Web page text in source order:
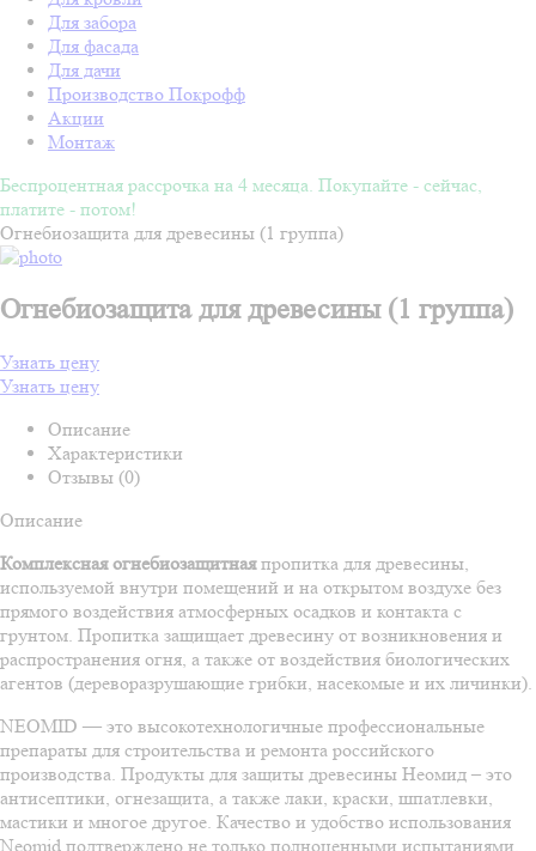
Для забора
Для фасада
Для дачи
Производство Покрофф
Акции
Монтаж
Беспроцентная рассрочка на 4 месяца. Покупайте - сейчас,
платите - потом!
Огнебиозащита для древесины (1 группа)
Огнебиозащита для древесины (1 группа)
Узнать цену
Узнать цену
Описание
Характеристики
Отзывы (0)
Описание
Комплексная огнебиозащитнаяпропитка для древесины,
используемой внутри помещений и на открытом воздухе без
прямого воздействия атмосферных осадков и контакта с
грунтом. Пропитка защищает древесину от возникновения и
распространения огня, а также от воздействия биологических
агентов (дереворазрушающие грибки, насекомые и их личинки).
NEOMID — это высокотехнологичные профессиональные
препараты для строительства и ремонта российского
производства. Продукты для защиты древесины Неомид – это
антисептики, огнезащита, а также лаки, краски, шпатлевки,
мастики и многое другое. Качество и удобство использования
Neomid подтверждено не только полноценными испытаниями,